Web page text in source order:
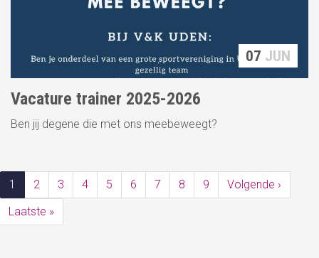
07 JUN
Vacature trainer 2025-2026
Ben jij degene die met ons meebeweegt?
1 2 3 4 5 6 7 8 9 Volgende ›
pagina
Laatste »
pagina